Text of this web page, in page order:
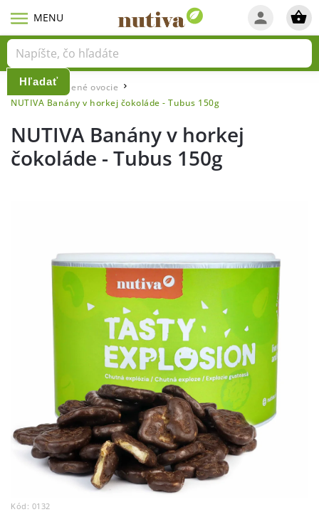
Hľadať
Domov / Sušené ovocie /
NUTIVA Banány v horkej čokoláde - Tubus 150g
NUTIVA Banány v horkej
čokoláde - Tubus 150g
Kód: 0132